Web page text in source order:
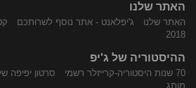
האתר שלנו
האתר שלנו ג'יפלאנט - אתר נוסף לשרותכם
2018
ההיסטוריה של ג'יפ
70 שנות היסטוריה-קרייזלר רשמי סרטון יפיפה
מותג